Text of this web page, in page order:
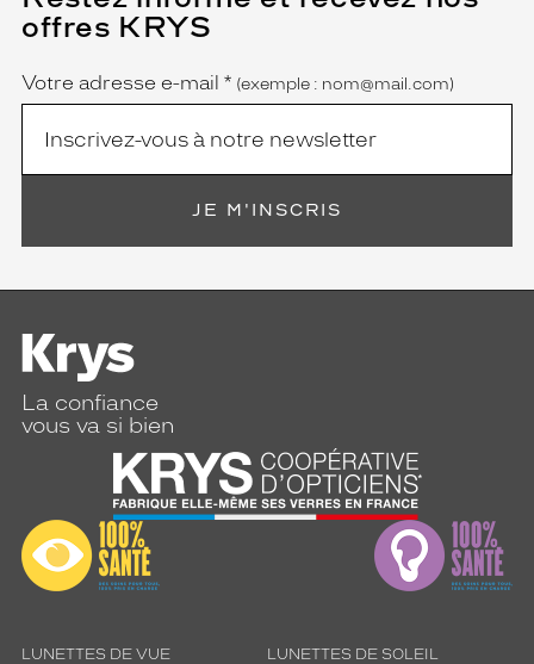
offres KRYS
Name
Votre adresse e-mail *
champ
est
obligatoire)
(exemple : nom@mail.com)
JE M'INSCRIS
La confiance
vous va si bien
LUNETTES DE VUE LUNETTES DE SOLEIL